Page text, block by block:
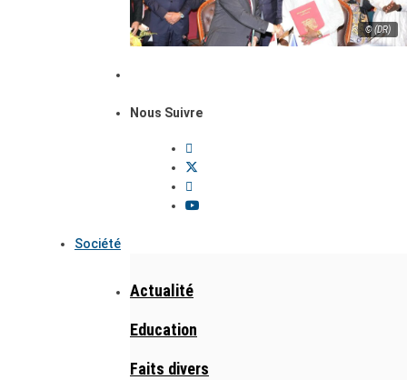
© (DR)
Nous Suivre
Société
Actualité
Education
Faits divers